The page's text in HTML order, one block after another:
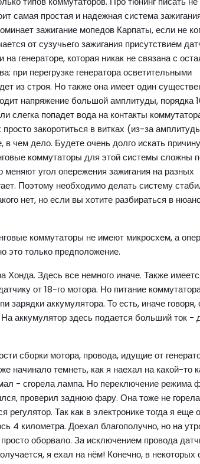
самая простая и надежная система
зажигание мопедов Карпаты, если не
от сузучьего зажигания присутствием
генераторе, которая никак не связана с
при перегрузке генератора осветительными
из строя. Но также она имеет один
напряжение большой амплитуды, порядка
слегка попадет вода на контакты
закоротиться в витках (из-за
чем дело. Будете очень долго искать
коммутаторы для этой системы сложны
угол опережения зажигания на разных
Поэтому необходимо делать систему
нет, но если вы хотите разбираться в
коммутаторы не имеют микросхем, а
это только предположение.
Здесь все немного иначе. Также
от 18-го мотора. Но питание
зарядки аккумулятора. То есть, иначе говоря,
аккумулятор здесь подается больший ток -
сборки мотора, провода, идущие от
начинало темнеть, как я наехал на какой-то
- сгорела лампа. Но переключение режима
проверил заднюю фару. Она тоже не
Так как в электронике тогда я еще
4 километра. Доехал благополучно, но на
оборвало. За исключением провода
я ехал на нём! Конечно, в некоторых